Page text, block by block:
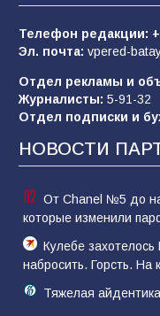
В библиотеке
состоялось
сказку, рисуем в
69 07.08.2026
Телефон редакции:
Эл. почта: vpered-
Отдел рекламы и
Журналисты: 5-91-32
Отдел подписки и
НОВОСТИ
От Chanel №5 до
которые изменили
Кулебе
набросить. Горсть. На
Тяжелая айдентика